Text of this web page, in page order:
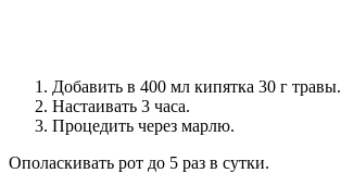
Добавить в 400 мл кипятка 30 г травы.
Настаивать 3 часа.
Процедить через марлю.
Ополаскивать рот до 5 раз в сутки.